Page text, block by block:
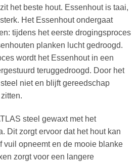
het beste hout. Essenhout is taai,
Het Essenhout ondergaat
tijdens het eerste drogingsproces
planken lucht gedroogd.
wordt het Essenhout in een
teruggedroogd. Door het
niet en blijft gereedschap
steel gewaxt met het
Dit zorgt ervoor dat het hout kan
vuil opneemt en de mooie blanke
zorgt voor een langere